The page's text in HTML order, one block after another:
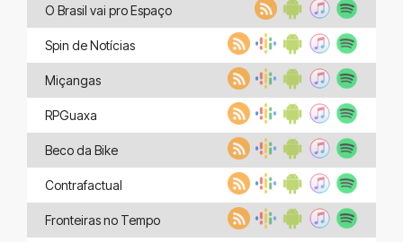
O Brasil vai pro Espaço
Spin de Notícias
Miçangas
RPGuaxa
Beco da Bike
Contrafactual
Fronteiras no Tempo